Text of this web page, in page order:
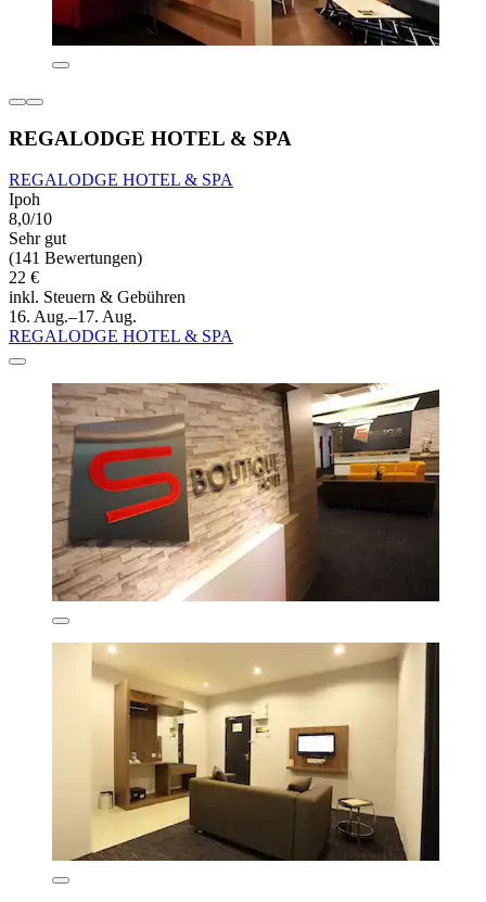
REGALODGE HOTEL & SPA
REGALODGE HOTEL & SPA
Ipoh
8,0/10
Sehr gut
(141 Bewertungen)
22 €
inkl. Steuern & Gebühren
16. Aug.–17. Aug.
REGALODGE HOTEL & SPA